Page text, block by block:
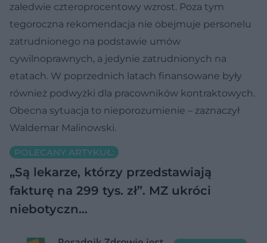
zaledwie czteroprocentowy wzrost. Poza tym
tegoroczna rekomendacja nie obejmuje personelu
zatrudnionego na podstawie umów
cywilnoprawnych, a jedynie zatrudnionych na
etatach. W poprzednich latach finansowane były
również podwyżki dla pracowników kontraktowych.
Obecna sytuacja to nieporozumienie – zaznaczył
Waldemar Malinowski.
POLECANY ARTYKUŁ:
„Są lekarze, którzy przedstawiają
fakturę na 299 tys. zł”. MZ ukróci
niebotyczn…